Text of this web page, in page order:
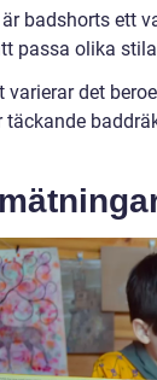
badshorts ett
passa olika
det
täckande